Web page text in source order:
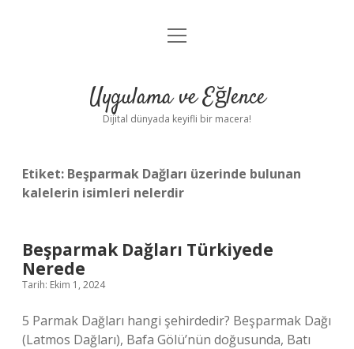
Anasayfa
Yasal Uyarı
menüyü
Uygulama ve Eğlence
Dijital dünyada keyifli bir macera!
Etiket: Beşparmak Dağları üzerinde bulunan
kalelerin isimleri nelerdir
Beşparmak Dağları Türkiyede
Nerede
Tarih: Ekim 1, 2024
5 Parmak Dağları hangi şehirdedir? Beşparmak Dağı
(Latmos Dağları), Bafa Gölü’nün doğusunda, Batı